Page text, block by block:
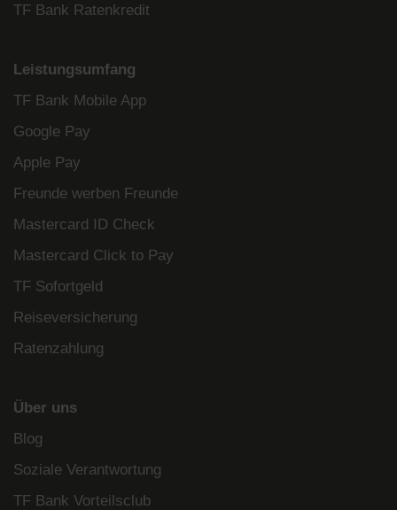
TF Bank Ratenkredit
Leistungsumfang
TF Bank Mobile App
Google Pay
Apple Pay
Freunde werben Freunde
Mastercard ID Check
Mastercard Click to Pay
TF Sofortgeld
Reiseversicherung
Ratenzahlung
Über uns
Blog
Soziale Verantwortung
TF Bank Vorteilsclub